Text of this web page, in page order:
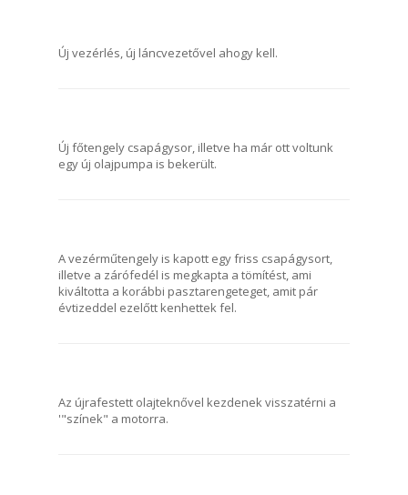
Új vezérlés, új láncvezetővel ahogy kell.
Új főtengely csapágysor, illetve ha már ott voltunk
egy új olajpumpa is bekerült.
A vezérműtengely is kapott egy friss csapágysort,
illetve a zárófedél is megkapta a tömítést, ami
kiváltotta a korábbi pasztarengeteget, amit pár
évtizeddel ezelőtt kenhettek fel.
Az újrafestett olajteknővel kezdenek visszatérni a
'"színek" a motorra.